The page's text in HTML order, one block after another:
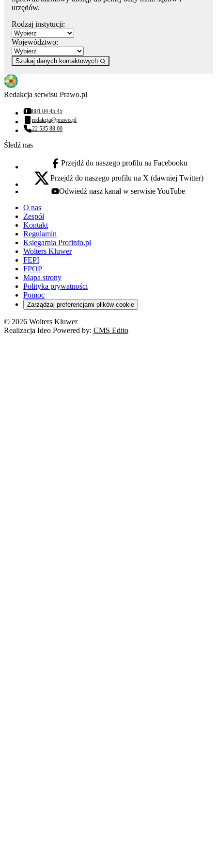
urzędów.
Rodzaj instytucji:
Województwo:
Szukaj danych kontaktowych
Redakcja serwisu Prawo.pl
Numer telefonu:
801 04 45 45
Adres email:
redakcja@prawo.pl
Numer telefonu:
22 535 88 00
Śledź nas
facebook - otwiera się w nowej karcie
Przejdź do naszego profilu na Facebooku
x - otwiera się w nowej karcie
Przejdź do naszego profilu na X (dawniej Twitter)
youtube - otwiera się w nowej karcie
Odwiedź nasz kanał w serwisie YouTube
O nas
Zespół
Kontakt
Regulamin
Księgarnia Profinfo.pl
Wolters Kluwer
FEPI
FPOP
Mapa strony
Polityka prywatności
Pomoc
Zarządzaj preferencjami plików cookie
© 2026 Wolters Kluwer
Realizacja Ideo Powered by: CMS Edito